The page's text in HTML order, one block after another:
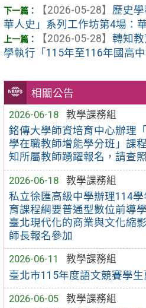
相關公告
2026-06-18
教學課務組
銘傳大學師資培育中心辦理
學在職教師增能學分班」課
知所屬教師踴躍報名，請查照
2026-06-18
教學課務組
私立徐匯高級中學辦理114
育課程綱要普通型數位前導
臺北現代化的商業與文化縮
師長報名參加
2026-06-11
教學課務組
臺北市115年度語文競賽學
2026-06-05
教學課務組
【2026-05-28】 歷史
華人史」系列工作坊第4場：
【2026-05-28】 轉知
學執行「115年至116年國高